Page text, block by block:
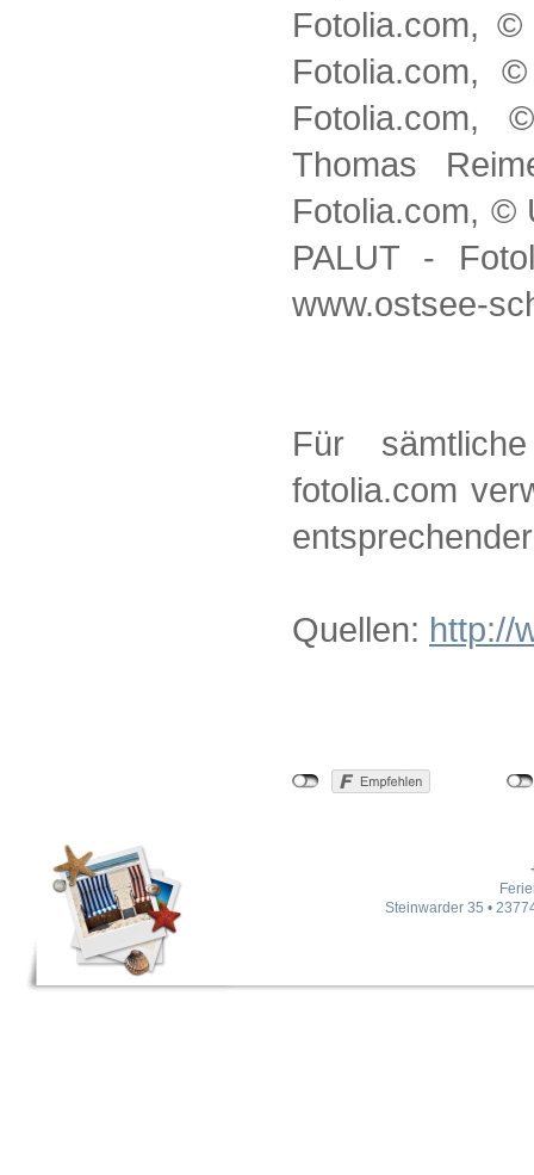
Fotolia.com,
Fotolia.com,
Fotolia.com,
Thomas
Fotolia.com, ©
PALUT -
www.ostsee-
Für
fotolia.com
Quellen: http://
Steinwarder 35 •